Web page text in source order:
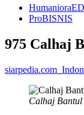
ProBISNIS
975 Calhaj
Calhaj Bantul